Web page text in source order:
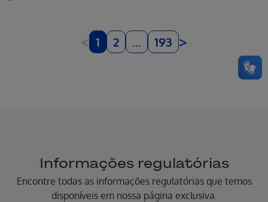
< 1 2 ... 193 >
Informações regulatórias
Encontre todas as informações regulatórias que temos
disponíveis em nossa página exclusiva.